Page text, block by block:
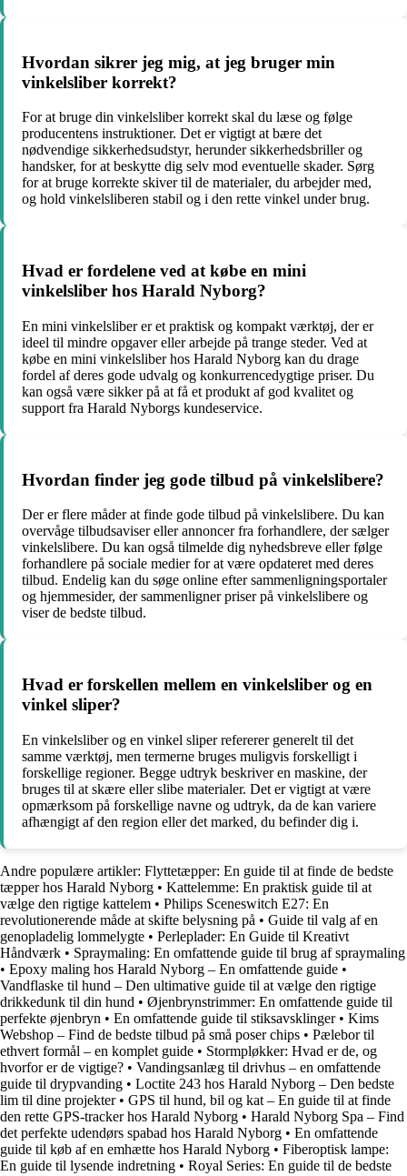
Hvordan sikrer jeg mig, at jeg bruger min
vinkelsliber korrekt?
For at bruge din vinkelsliber korrekt skal du læse og følge
producentens instruktioner. Det er vigtigt at bære det
nødvendige sikkerhedsudstyr, herunder sikkerhedsbriller og
handsker, for at beskytte dig selv mod eventuelle skader. Sørg
for at bruge korrekte skiver til de materialer, du arbejder med,
og hold vinkelsliberen stabil og i den rette vinkel under brug.
Hvad er fordelene ved at købe en mini
vinkelsliber hos Harald Nyborg?
En mini vinkelsliber er et praktisk og kompakt værktøj, der er
ideel til mindre opgaver eller arbejde på trange steder. Ved at
købe en mini vinkelsliber hos Harald Nyborg kan du drage
fordel af deres gode udvalg og konkurrencedygtige priser. Du
kan også være sikker på at få et produkt af god kvalitet og
support fra Harald Nyborgs kundeservice.
Hvordan finder jeg gode tilbud på vinkelslibere?
Der er flere måder at finde gode tilbud på vinkelslibere. Du kan
overvåge tilbudsaviser eller annoncer fra forhandlere, der sælger
vinkelslibere. Du kan også tilmelde dig nyhedsbreve eller følge
forhandlere på sociale medier for at være opdateret med deres
tilbud. Endelig kan du søge online efter sammenligningsportaler
og hjemmesider, der sammenligner priser på vinkelslibere og
viser de bedste tilbud.
Hvad er forskellen mellem en vinkelsliber og en
vinkel sliper?
En vinkelsliber og en vinkel sliper refererer generelt til det
samme værktøj, men termerne bruges muligvis forskelligt i
forskellige regioner. Begge udtryk beskriver en maskine, der
bruges til at skære eller slibe materialer. Det er vigtigt at være
opmærksom på forskellige navne og udtryk, da de kan variere
afhængigt af den region eller det marked, du befinder dig i.
Andre populære artikler: Flyttetæpper: En guide til at finde de bedste
tæpper hos Harald Nyborg • Kattelemme: En praktisk guide til at
vælge den rigtige kattelem • Philips Sceneswitch E27: En
revolutionerende måde at skifte belysning på • Guide til valg af en
genopladelig lommelygte • Perleplader: En Guide til Kreativt
Håndværk • Spraymaling: En omfattende guide til brug af spraymaling
• Epoxy maling hos Harald Nyborg – En omfattende guide •
Vandflaske til hund – Den ultimative guide til at vælge den rigtige
drikkedunk til din hund • Øjenbrynstrimmer: En omfattende guide til
perfekte øjenbryn • En omfattende guide til stiksavsklinger• Kims
Webshop – Find de bedste tilbud på små poser chips • Pælebor til
ethvert formål – en komplet guide • Stormpløkker: Hvad er de, og
hvorfor er de vigtige? • Vandingsanlæg til drivhus – en omfattende
guide til drypvanding • Loctite 243 hos Harald Nyborg – Den bedste
lim til dine projekter• GPS til hund, bil og kat – En guide til at finde
den rette GPS-tracker hos Harald Nyborg • Harald Nyborg Spa – Find
det perfekte udendørs spabad hos Harald Nyborg • En omfattende
guide til køb af en emhætte hos Harald Nyborg • Fiberoptisk lampe:
En guide til lysende indretning • Royal Series: En guide til de bedste